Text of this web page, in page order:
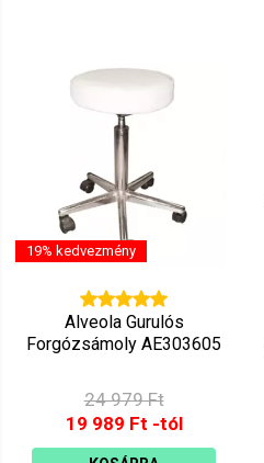
19% kedvezmény
Alveola Gurulós
Forgózsámoly AE303605
24 979 Ft
19 989 Ft -tól